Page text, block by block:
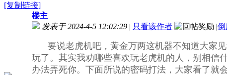
[复制链接]
楼主
发表于 2024-4-5 12:02:29 | 只看该作者 |倒
要说老虎机吧，黄金万两这机器不知道大家
玩了。其实我劝哪些喜欢玩老虎机的人，别相信
办法弄死你。下面所说的密码打法，大家看了就